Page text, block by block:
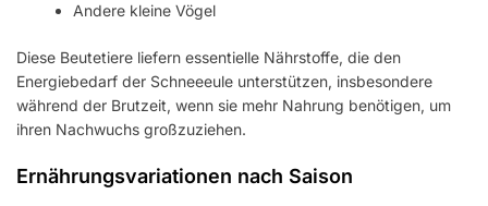
Andere kleine Vögel
Diese Beutetiere liefern essentielle Nährstoffe, die den
Energiebedarf der Schneeeule unterstützen, insbesondere
während der Brutzeit, wenn sie mehr Nahrung benötigen, um
ihren Nachwuchs großzuziehen.
Ernährungsvariationen nach Saison